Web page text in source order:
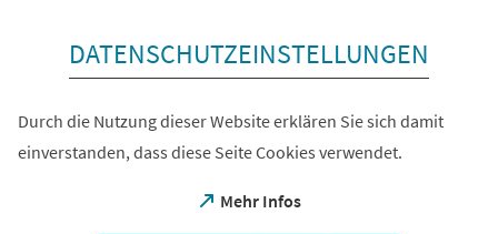
DATENSCHUTZEINSTELLUNGEN
Durch die Nutzung dieser Website erklären Sie sich damit
einverstanden, dass diese Seite Cookies verwendet.
Mehr Infos
(Öffnet